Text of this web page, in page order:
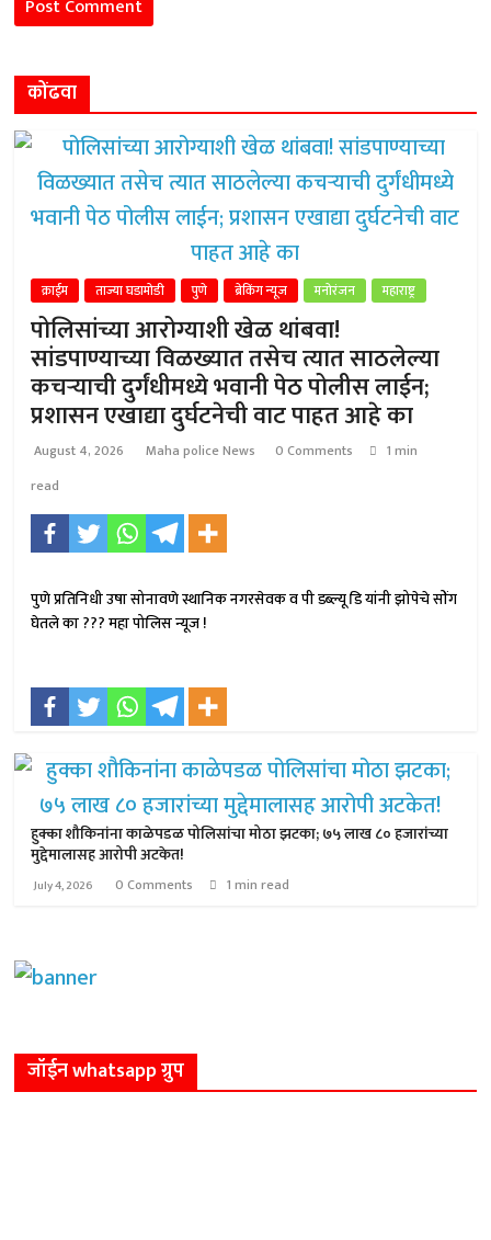
कोंढवा
क्राईम ताज्या घडामोडी पुणे ब्रेकिंग न्यूज मनोरंजन महाराष्ट्र
पोलिसांच्या आरोग्याशी खेळ थांबवा!
सांडपाण्याच्या विळख्यात तसेच त्यात साठलेल्या
कचऱ्याची दुर्गंधीमध्ये भवानी पेठ पोलीस लाईन;
प्रशासन एखाद्या दुर्घटनेची वाट पाहत आहे का
August 4, 2026 Maha police News 0 Comments
1 min
read
पुणे प्रतिनिधी उषा सोनावणे स्थानिक नगरसेवक व पी डब्ल्यू डि यांनी झोपेचे सोंग
घेतले का ??? महा पोलिस न्यूज !
हुक्का शौकिनांना काळेपडळ पोलिसांचा मोठा झटका; ७५ लाख ८० हजारांच्या
मुद्देमालासह आरोपी अटकेत!
July 4, 2026 0 Comments 1 min read
जॉईन whatsapp ग्रुप